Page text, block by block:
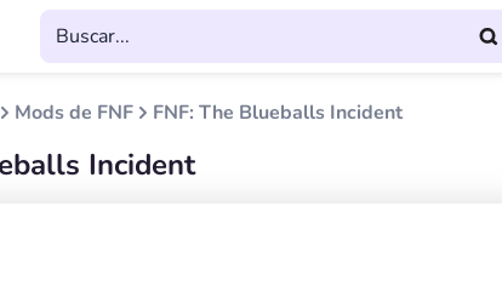
Mods de FNF FNF: The Blueballs Incident
Incident